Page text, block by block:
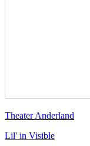
Theater Anderland
Lil' in Visible